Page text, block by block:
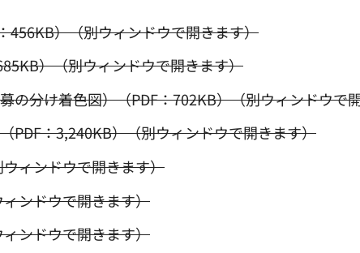
456KB）（別ウィンドウで開きます）
）（別ウィンドウで開きます）
の分け着色図）（PDF：702KB）（別ウィンドウで
PDF：3,240KB）（別ウィンドウで開きます）
ィンドウで開きます）
ンドウで開きます）
ンドウで開きます）